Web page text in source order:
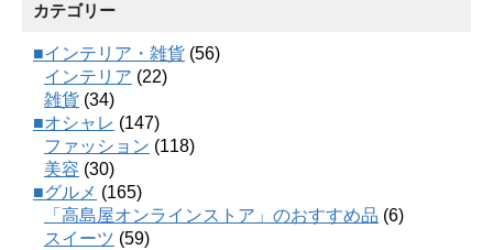
カテゴリー
■インテリア・雑貨 (56)
インテリア (22)
雑貨 (34)
■オシャレ (147)
ファッション (118)
美容 (30)
■グルメ (165)
「高島屋オンラインストア」のおすすめ品 (6)
スイーツ (59)